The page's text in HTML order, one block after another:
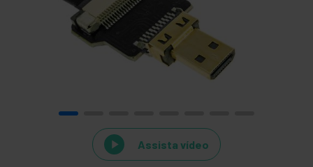
Assista vídeo